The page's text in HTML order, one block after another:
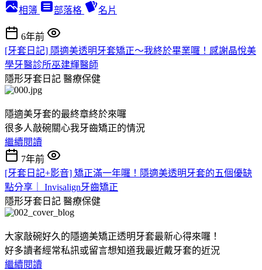
相簿 部落格 名片
6年前
[牙套日記] 隱適美透明牙套矯正～我終於畢業囉！感謝晶悅美
學牙醫診所巫建輝醫師
隱形牙套日記 醫療保健
隱適美牙套的最終章終於來囉
很多人敲碗關心我牙齒矯正的情況
繼續閱讀
7年前
[牙套日記+影音] 矯正滿一年囉！隱適美透明牙套的五個優缺
點分享｜ Invisalign牙齒矯正
隱形牙套日記 醫療保健
大家敲碗好久的隱適美矯正透明牙套最新心得來囉！
好多讀者經常私訊或留言想知道我最近戴牙套的近況
繼續閱讀